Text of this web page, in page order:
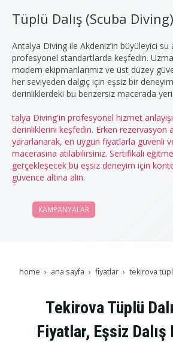
Tüplü Dalış (Scuba Diving)
Antalya Diving ile Akdeniz’in büyüleyici su
profesyonel standartlarda keşfedin.
modern ekipmanlarımız ve üst düzey
her seviyeden dalgıç için eşsiz bir
derinliklerdeki bu benzersiz macerada
talya Diving'in profesyonel hizmet
derinliklerini keşfedin. Erken rezervasyon
yararlanarak, en uygun fiyatlarla güvenli
macerasına atılabilirsiniz. Sertifikalı
gerçekleşecek bu eşsiz deneyim için
güvence altına alın.
KAMPANYALAR
home ana sayfa fi̇yatlar tekirova
Tekirova Tüplü
Fiyatlar, Eşsiz Dalış